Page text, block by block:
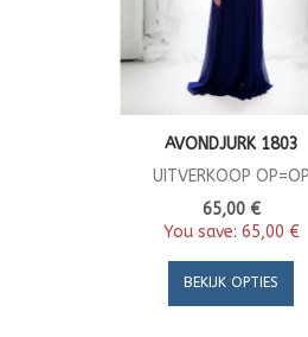
AVONDJURK 1803
UITVERKOOP OP=OP
65,00 €
You save: 65,00 €
BEKIJK OPTIES